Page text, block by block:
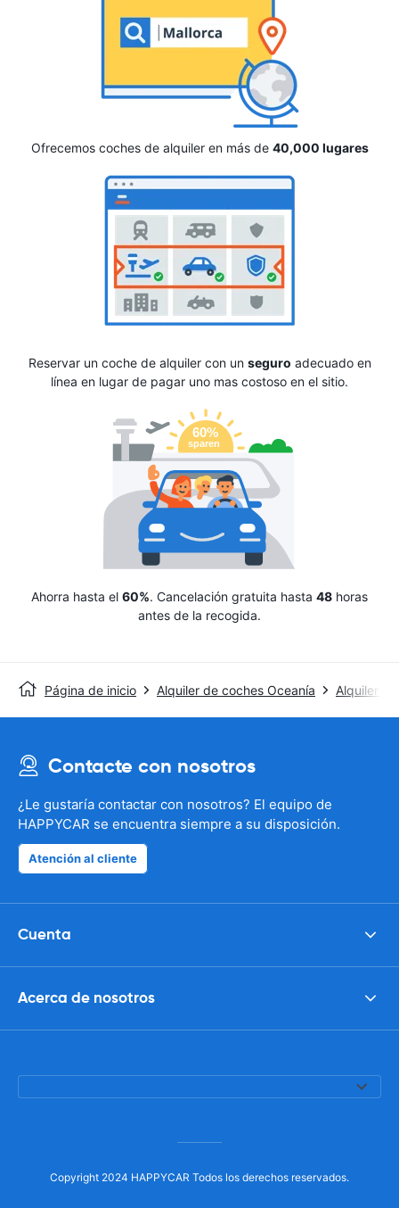
Ofrecemos coches de alquiler en más de 40,000 lugares
Reservar un coche de alquiler con un seguro adecuado en
línea en lugar de pagar uno mas costoso en el sitio.
Ahorra hasta el 60%. Cancelación gratuita hasta 48 horas
antes de la recogida.
Página de inicio Alquiler de coches Oceanía Alquiler
Contacte con nosotros
¿Le gustaría contactar con nosotros? El equipo de
HAPPYCAR se encuentra siempre a su disposición.
Atención al cliente
Cuenta
Acerca de nosotros
Copyright 2024 HAPPYCAR Todos los derechos reservados.